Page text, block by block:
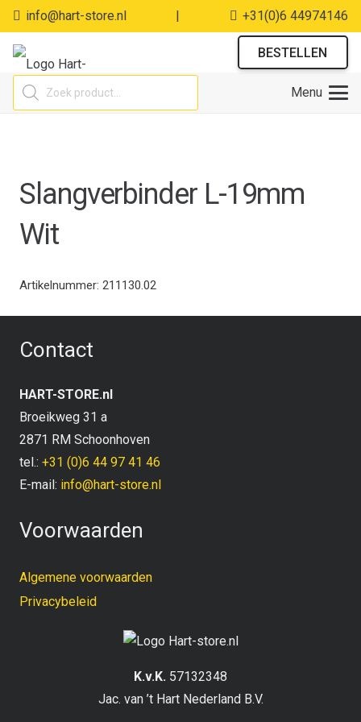
info@hart-store.nl | +31(0)6 44974146
BESTELLEN
Producten
zoeken
Menu
Slangverbinder L-19mm
Wit
Artikelnummer: 211130.02
Contact
HART-STORE.nl
Broeikweg 31 a
2871 RM Schoonhoven
tel.: +31 (0)6 44 97 41 46
E-mail: info@hart-store.nl
Voorwaarden
Algemene voorwaarden
Privacybeleid
K.v.K. 57132348
Jac. van ’t Hart Nederland B.V.